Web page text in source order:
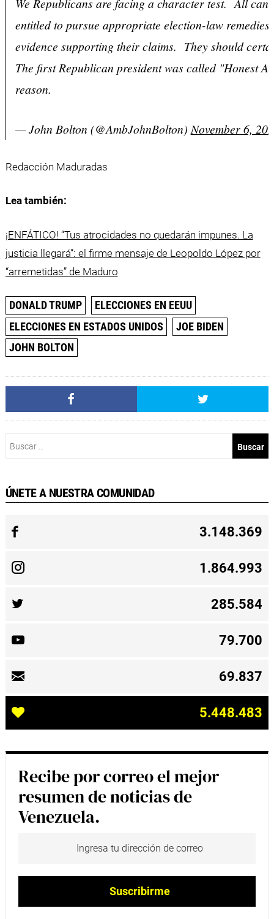
We Republicans are facing a character test. All
entitled to pursue appropriate election-law remedies
evidence supporting their claims. They should
The first Republican president was called "Honest
reason.
— John Bolton (@AmbJohnBolton) November 6,
Redacción Maduradas
Lea también:
¡ENFÁTICO! “Tus atrocidades no quedarán impunes. La
justicia llegará”: el firme mensaje de Leopoldo López por
“arremetidas” de Maduro
DONALD TRUMP
ELECCIONES EN EEUU
ELECCIONES EN ESTADOS UNIDOS
JOE BIDEN
JOHN BOLTON
ÚNETE A NUESTRA COMUNIDAD
3.148.369
1.864.993
285.584
79.700
69.837
5.448.483
Recibe por correo el mejor
resumen de noticias de
Venezuela.